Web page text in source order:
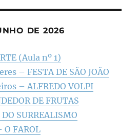
DE 2026
(Aula nº 1)
– FESTA DE SÃO JOÃO
– ALFREDO VOLPI
DE FRUTAS
SURREALISMO
FAROL